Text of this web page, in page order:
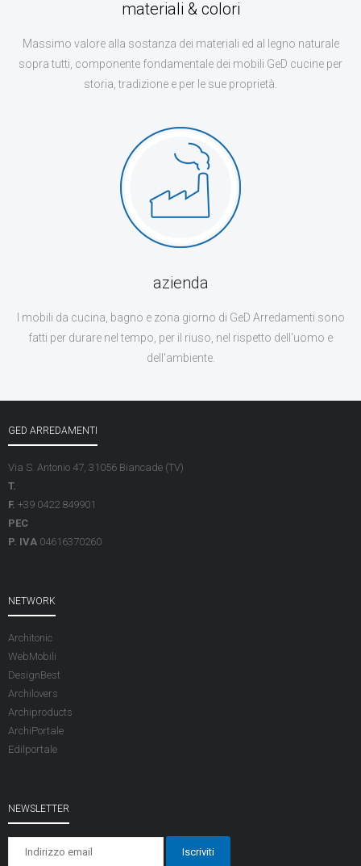
materiali & colori
Massimo valore alla sostanza dei materiali ed al legno naturale
sopra tutti, componente fondamentale dei mobili GeD cucine per
storia, tradizione e per le sue proprietà.
azienda
I mobili da cucina, bagno e zona giorno di GeD Arredamenti sono
fatti per durare nel tempo, per il riuso, nel rispetto dell'uomo e
dell'ambiente.
GED ARREDAMENTI
Via S. Antonio 47, 31056 Biancade (TV)
T.
F. +39 0422 849901
PEC
P. IVA 04616370260
NETWORK
Architonic
WebMobili
DesignBest
Archilovers
Archiproducts
ArchiPortale
Edilportale
NEWSLETTER